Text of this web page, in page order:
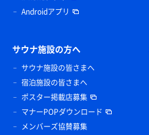
Androidアプリ
サウナ施設の方へ
サウナ施設の皆さまへ
宿泊施設の皆さまへ
ポスター掲載店募集
マナーPOPダウンロード
メンバーズ協賛募集